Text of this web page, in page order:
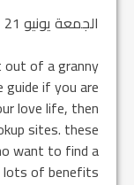
الجمعة يونيو 21
of a granny
guide if you are
love life, then
sites. these
want to find a
lots of benefits